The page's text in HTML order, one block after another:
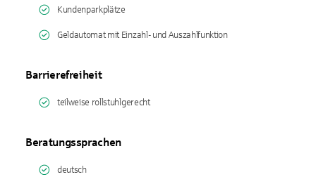
Kundenparkplätze
Geldautomat mit Einzahl- und Auszahlfunktion
Barrierefreiheit
teilweise rollstuhlgerecht
Beratungssprachen
deutsch